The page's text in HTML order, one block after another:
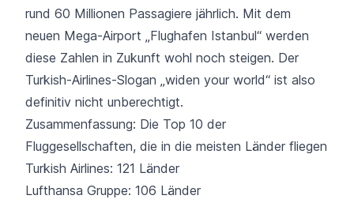
rund 60 Millionen Passagiere jährlich. Mit dem
neuen Mega-Airport „Flughafen Istanbul“ werden
diese Zahlen in Zukunft wohl noch steigen. Der
Turkish-Airlines-Slogan „widen your world“ ist also
definitiv nicht unberechtigt.
Zusammenfassung: Die Top 10 der
Fluggesellschaften, die in die meisten Länder fliegen
Turkish Airlines: 121 Länder
Lufthansa Gruppe: 106 Länder